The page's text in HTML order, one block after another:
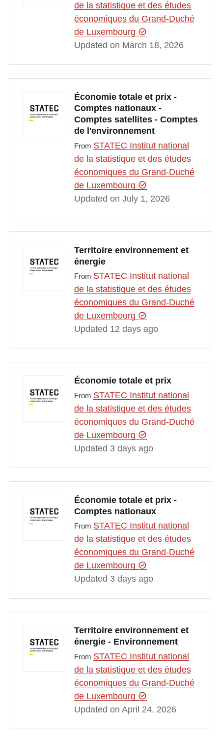
de la statistique et des études
économiques du Grand-Duché
de Luxembourg
Updated on March 18, 2026
Économie totale et prix -
Comptes nationaux -
Comptes satellites - Comptes
de l'environnement
From STATEC Institut national
de la statistique et des études
économiques du Grand-Duché
de Luxembourg
Updated on July 1, 2026
Territoire environnement et
énergie
From STATEC Institut national
de la statistique et des études
économiques du Grand-Duché
de Luxembourg
Updated 12 days ago
Économie totale et prix
From STATEC Institut national
de la statistique et des études
économiques du Grand-Duché
de Luxembourg
Updated 3 days ago
Économie totale et prix -
Comptes nationaux
From STATEC Institut national
de la statistique et des études
économiques du Grand-Duché
de Luxembourg
Updated 3 days ago
Territoire environnement et
énergie - Environnement
From STATEC Institut national
de la statistique et des études
économiques du Grand-Duché
de Luxembourg
Updated on April 24, 2026